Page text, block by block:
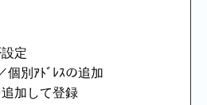
定
個別ｱﾄﾞﾚｽの追加
加して登録